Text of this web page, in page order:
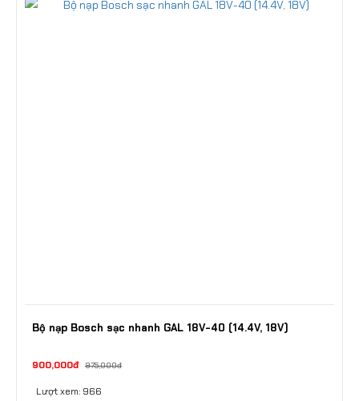
Bộ nạp Bosch sạc nhanh GAL 18V-40 (14.4V, 18V)
900,000đ 975,000đ
Lượt xem: 966